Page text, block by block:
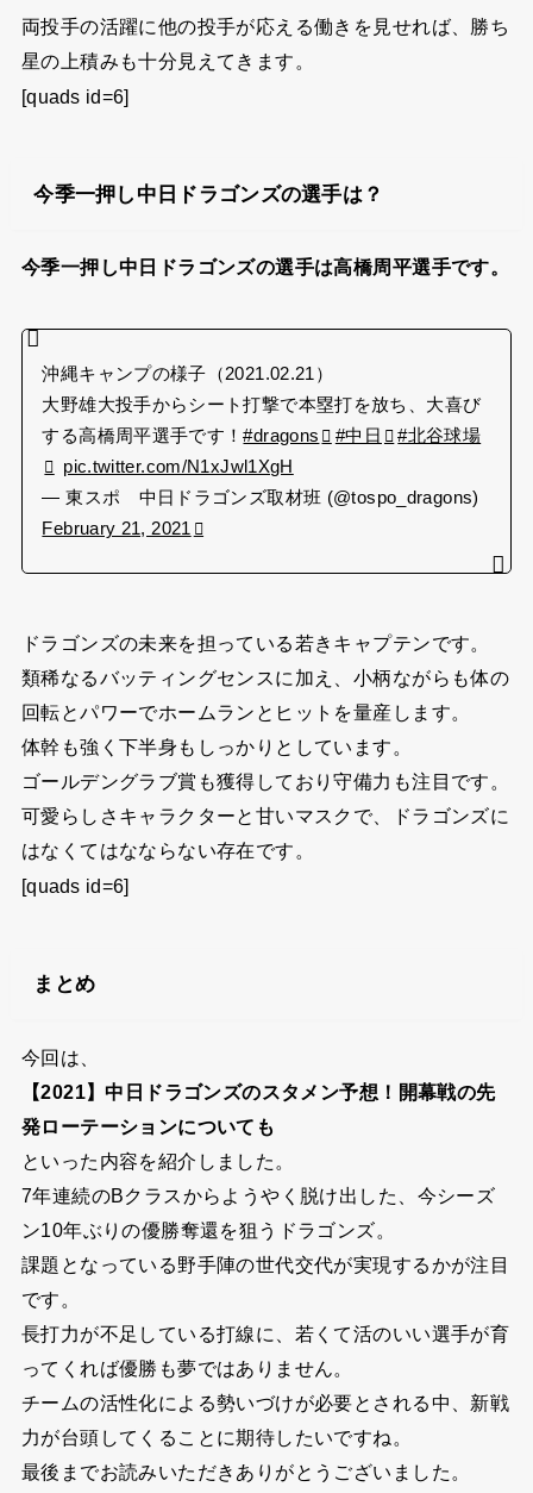
両投手の活躍に他の投手が応える働きを見せれば、勝ち
星の上積みも十分見えてきます。
[quads id=6]
今季一押し中日ドラゴンズの選手は？
今季一押し中日ドラゴンズの選手は高橋周平選手です。
沖縄キャンプの様子（2021.02.21）
大野雄大投手からシート打撃で本塁打を放ち、大喜び
する高橋周平選手です！#dragons #中日
#北谷球場
pic.twitter.com/N1xJwl1XgH
— 東スポ 中日ドラゴンズ取材班 (@tospo_dragons)
February 21, 2021
ドラゴンズの未来を担っている若きキャプテンです。
類稀なるバッティングセンスに加え、小柄ながらも体の
回転とパワーでホームランとヒットを量産します。
体幹も強く下半身もしっかりとしています。
ゴールデングラブ賞も獲得しており守備力も注目です。
可愛らしさキャラクターと甘いマスクで、ドラゴンズに
はなくてはなならない存在です。
[quads id=6]
まとめ
今回は、
【2021】中日ドラゴンズのスタメン予想！開幕戦の先
発ローテーションについても
といった内容を紹介しました。
7年連続のBクラスからようやく脱け出した、今シーズ
ン10年ぶりの優勝奪還を狙うドラゴンズ。
課題となっている野手陣の世代交代が実現するかが注目
です。
長打力が不足している打線に、若くて活のいい選手が育
ってくれば優勝も夢ではありません。
チームの活性化による勢いづけが必要とされる中、新戦
力が台頭してくることに期待したいですね。
最後までお読みいただきありがとうございました。